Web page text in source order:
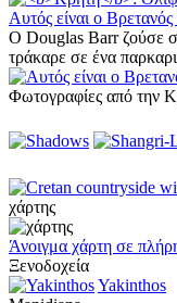
Αυτός είναι ο
Ο Douglas Barr ζούσε
τράκαρε σε ένα
Φωτογραφίες από την
χάρτης
Άνοιγμα χάρτη σε
Ξενοδοχεία
Yakinthos